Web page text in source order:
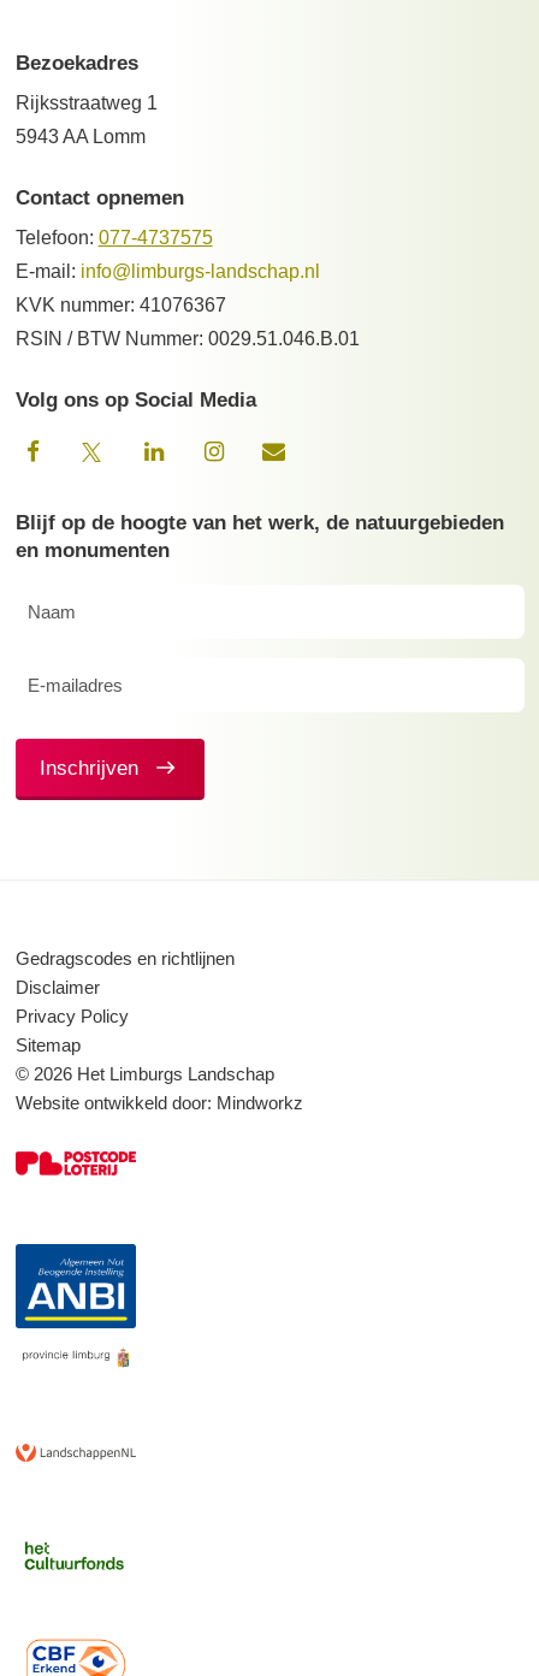
Bezoekadres
Rijksstraatweg 1
5943 AA Lomm
Contact opnemen
Telefoon: 077-4737575
E-mail: info@limburgs-landschap.nl
KVK nummer: 41076367
RSIN / BTW Nummer: 0029.51.046.B.01
Volg ons op Social Media
Blijf op de hoogte van het werk, de natuurgebieden
en monumenten
(Vereist)
Inschrijven
Gedragscodes en richtlijnen
Disclaimer
Privacy Policy
Sitemap
© 2026 Het Limburgs Landschap
Website ontwikkeld door: Mindworkz